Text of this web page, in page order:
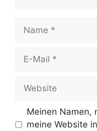
Mail
Meinen Namen,
meine Website